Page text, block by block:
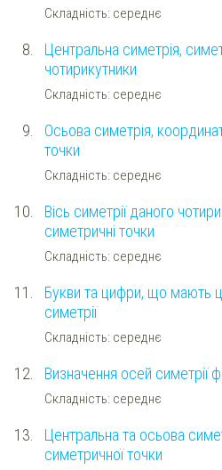
Складність: середнє
8.
Центральна симетрія,
чотирикутники
Складність: середнє
9.
Осьова симетрія,
точки
Складність: середнє
10.
Вісь симетрії даного
симетричні точки
Складність: середнє
11.
Букви та цифри, що мають
симетрії
Складність: середнє
12. Визначення осей симетрії
Складність: середнє
13.
Центральна та осьова
симетричної точки